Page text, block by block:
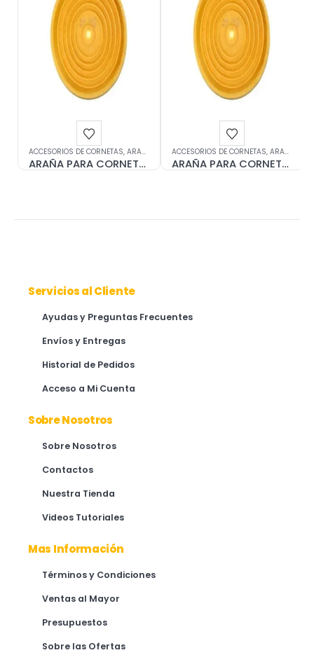
ACCESORIOS DE CORNETAS, ARAÑAS SONIDO
ARAÑA PARA CORNETA 2 1/2″ x 1/4″ (65mmX6mm)
ACCESORIOS DE CORNETAS, ARAÑAS
ARAÑA PARA CORNETA 3 1/4″ x 3/8″ (85mmX9mm)
Servicios al Cliente
Ayudas y Preguntas Frecuentes
Envíos y Entregas
Historial de Pedidos
Acceso a Mi Cuenta
Sobre Nosotros
Sobre Nosotros
Contactos
Nuestra Tienda
Videos Tutoriales
Mas Información
Términos y Condiciones
Ventas al Mayor
Presupuestos
Sobre las Ofertas